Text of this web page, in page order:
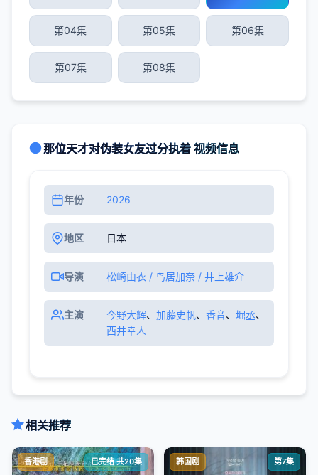
第04集 第05集 第06集
第07集 第08集
那位天才对伪装女友过分执着 视频信息
年份 2026
地区 日本
导演 松崎由衣 / 鸟居加奈 / 井上雄介
主演 今野大辉、 加藤史帆、 香音、 堀丞、
西井幸人
相关推荐
香港剧 已完结 共20集 韩国剧 第7集